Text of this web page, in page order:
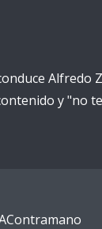
Alfredo
y "no